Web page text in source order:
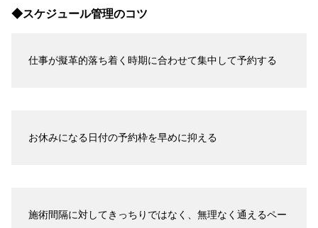
◆スケジュール管理のコツ
仕事が擬革的落ち着く時期に合わせて集中して予約する
お休みになる日付の予約枠を早めに抑える
施術間隔に対してきっちりではなく、無理なく通えるペー